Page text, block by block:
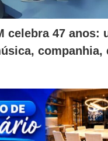
celebra 47 anos:
companhia,